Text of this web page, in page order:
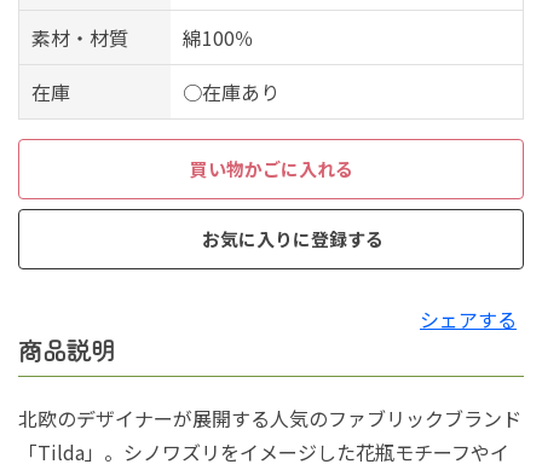
素材・材質
綿100％
在庫
○在庫あり
買い物かごに入れる
お気に入りに登録する
シェアする
商品説明
北欧のデザイナーが展開する人気のファブリックブランド
「Tilda」。シノワズリをイメージした花瓶モチーフやイ